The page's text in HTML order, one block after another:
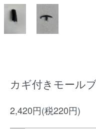
カギ付きモー
2,420円(税220円)